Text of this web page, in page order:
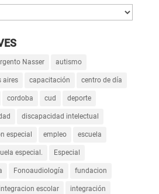
Nasser autismo
aires capacitación centro de día
cordoba cud deporte
discapacidad intelectual
especial empleo escuela
especial. Especial
Fonoaudiología fundacion
integracion escolar integración